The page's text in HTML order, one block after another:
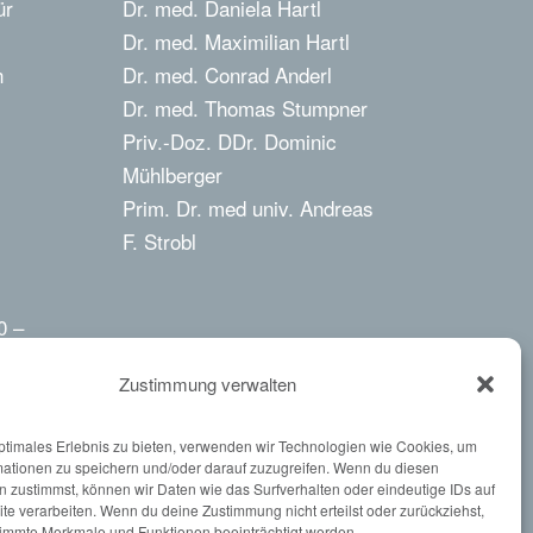
Zustimmung verwalten
Erlebnis zu bieten, verwenden wir Technologien wie Cookies, um
zu speichern und/oder darauf zuzugreifen. Wenn du diesen
zustimmst, können wir Daten wie das Surfverhalten oder eindeutige IDs auf
verarbeiten. Wenn du deine Zustimmung nicht erteilst oder zurückziehst,
–
Dr. med. Daniela Hartl
Dr. med. Maximilian Hartl
Dr. med. Conrad Anderl
Dr. med. Thomas Stumpner
Priv.-Doz. DDr. Dominic
Mühlberger
Prim. Dr. med univ. Andreas
F. Strobl